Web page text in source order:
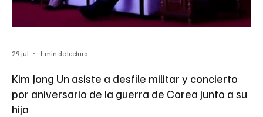
Kim Jong Un asiste a desfile militar y concierto
por aniversario de la guerra de Corea junto a su
hija
29 jul 1 min de lectura